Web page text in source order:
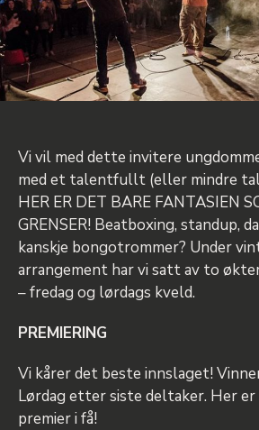
Vi vil med dette invitere
med et talentfullt (eller mindre
HER ER DET BARE FANTASIEN
GRENSER! Beatboxing, standup,
kanskje bongotrommer? Under
arrangement har vi satt av to
– fredag og lørdags kveld.
PREMIERING
Vi kårer det beste innslaget!
Lørdag etter siste deltaker. Her
premier i få!